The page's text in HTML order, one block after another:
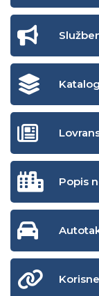
Popis